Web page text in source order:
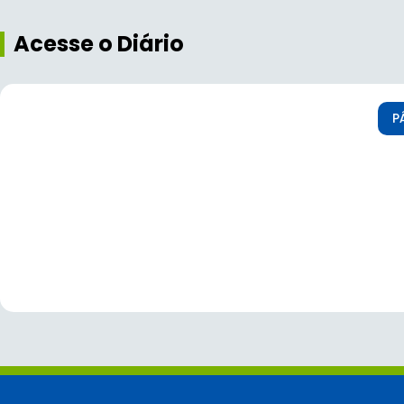
Acesse o Diário